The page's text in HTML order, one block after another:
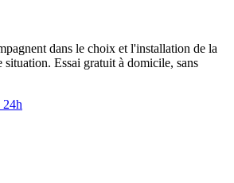
dans le choix et l'installation de la
situation. Essai gratuit à domicile, sans
24h